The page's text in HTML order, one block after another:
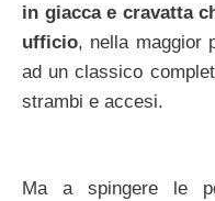
in giacca e cravatta
ufficio, nella maggior
ad un classico
strambi e accesi.
Ma a spingere le